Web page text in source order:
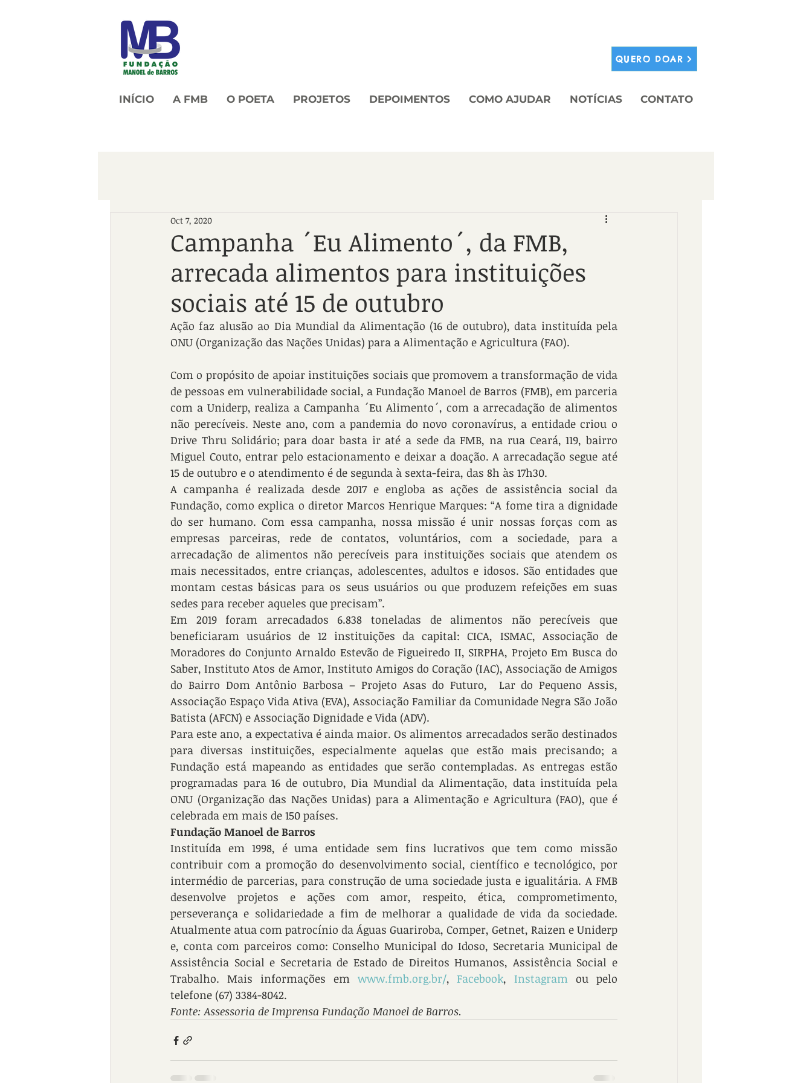
QUERO DOAR
INÍCIO A FMB O POETA PROJETOS DEPOIMENTOS COMO AJUDAR NOTÍCIAS CONTATO
Campanha ´Eu Alimento´, da FMB,
arrecada alimentos para instituições
sociais até 15 de outubro
Oct 7, 2020
Ação faz alusão ao Dia Mundial da Alimentação (16 de outubro), data instituída pela
ONU (Organização das Nações Unidas) para a Alimentação e Agricultura (FAO).
Com o propósito de apoiar instituições sociais que promovem a transformação de vida
de pessoas em vulnerabilidade social, a Fundação Manoel de Barros (FMB), em parceria
com a Uniderp, realiza a Campanha ´Eu Alimento´, com a arrecadação de alimentos
não perecíveis. Neste ano, com a pandemia do novo coronavírus, a entidade criou o
Drive Thru Solidário; para doar basta ir até a sede da FMB, na rua Ceará, 119, bairro
Miguel Couto, entrar pelo estacionamento e deixar a doação. A arrecadação segue até
15 de outubro e o atendimento é de segunda à sexta-feira, das 8h às 17h30.
A campanha é realizada desde 2017 e engloba as ações de assistência social da
Fundação, como explica o diretor Marcos Henrique Marques: “A fome tira a dignidade
do ser humano. Com essa campanha, nossa missão é unir nossas forças com as
empresas parceiras, rede de contatos, voluntários, com a sociedade, para a
arrecadação de alimentos não perecíveis para instituições sociais que atendem os
mais necessitados, entre crianças, adolescentes, adultos e idosos. São entidades que
montam cestas básicas para os seus usuários ou que produzem refeições em suas
sedes para receber aqueles que precisam”.
Em 2019 foram arrecadados 6.838 toneladas de alimentos não perecíveis que
beneficiaram usuários de 12 instituições da capital: CICA, ISMAC, Associação de
Moradores do Conjunto Arnaldo Estevão de Figueiredo II, SIRPHA, Projeto Em Busca do
Saber, Instituto Atos de Amor, Instituto Amigos do Coração (IAC), Associação de Amigos
do Bairro Dom Antônio Barbosa – Projeto Asas do Futuro,  Lar do Pequeno Assis,
Associação Espaço Vida Ativa (EVA), Associação Familiar da Comunidade Negra São João
Batista (AFCN) e Associação Dignidade e Vida (ADV).
Para este ano, a expectativa é ainda maior. Os alimentos arrecadados serão destinados
para diversas instituições, especialmente aquelas que estão mais precisando; a
Fundação está mapeando as entidades que serão contempladas. As entregas estão
programadas para 16 de outubro, Dia Mundial da Alimentação, data instituída pela
ONU (Organização das Nações Unidas) para a Alimentação e Agricultura (FAO), que é
celebrada em mais de 150 países.
Fundação Manoel de Barros
Instituída em 1998, é uma entidade sem fins lucrativos que tem como missão
contribuir com a promoção do desenvolvimento social, científico e tecnológico, por
intermédio de parcerias, para construção de uma sociedade justa e igualitária. A FMB
desenvolve projetos e ações com amor, respeito, ética, comprometimento,
perseverança e solidariedade a fim de melhorar a qualidade de vida da sociedade.
Atualmente atua com patrocínio da Águas Guariroba, Comper, Getnet, Raizen e Uniderp
e, conta com parceiros como: Conselho Municipal do Idoso, Secretaria Municipal de
Assistência Social e Secretaria de Estado de Direitos Humanos, Assistência Social e
Trabalho. Mais informações em www.fmb.org.br/, Facebook, Instagram ou pelo
telefone (67) 3384-8042.
Fonte: Assessoria de Imprensa Fundação Manoel de Barros.